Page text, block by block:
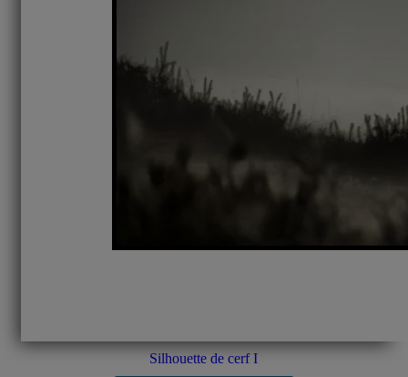
Silhouette de cerf I